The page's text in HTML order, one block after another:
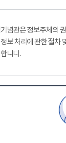
념관은 정보주체의
보 처리에 관한 절차
니다.